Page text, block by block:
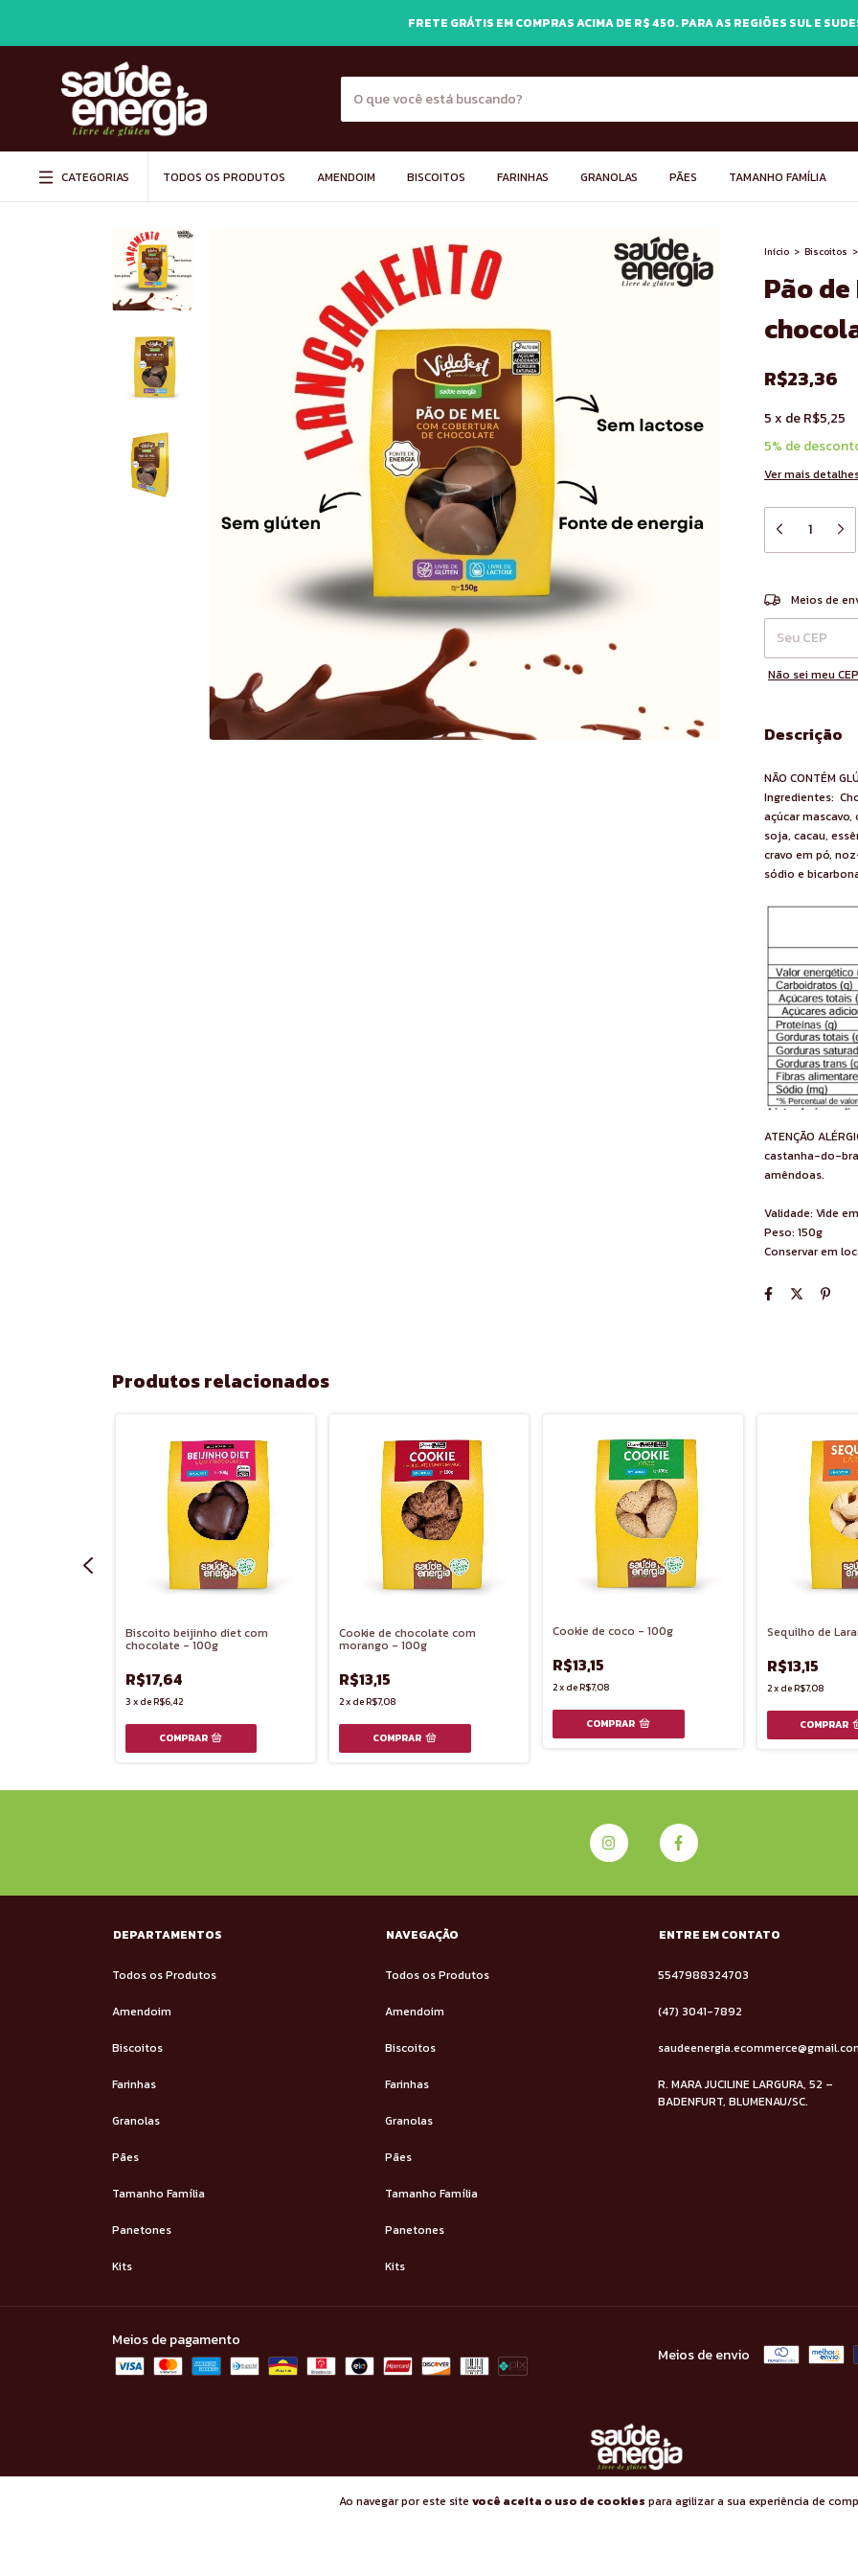
FRETE GRÁTIS EM COMPRAS ACIMA DE R$ 450. PARA AS REGIÕES SUL E
CATEGORIAS TODOS OS PRODUTOS AMENDOIM BISCOITOS FARINHAS GRANOLAS PÃES TAMANHO FAMÍLIA
Ao navegar por este site você aceita o uso de cookies para agilizar a sua experiência de
Início > Biscoitos >
Pão
R$23,36
5x deR$5,25
5% de
Ver mais
Entregas para o
Meios de
Não sei meu CEP
Descrição
NÃO CONTÉM
Ingredientes:
açúcar
soja, cacau,
cravo em pó,
sódio e
ATENÇÃO
castanha-do-
amêndoas.
Validade: Vide
Peso: 150g
Conservar em
Produtos relacionados
Biscoito beijinho diet com
chocolate - 100g
R$17,64
3 xdeR$6,42
Cookie de chocolate com
morango - 100g
R$13,15
2xdeR$7,08
Cookie de coco - 100g
R$13,15
2xdeR$7,08
Sequilho de
R$13,15
2xdeR$7,08
DEPARTAMENTOS
Todos os Produtos
Amendoim
Biscoitos
Farinhas
Granolas
Pães
Tamanho Família
Panetones
Kits
NAVEGAÇÃO
Todos os Produtos
Amendoim
Biscoitos
Farinhas
Granolas
Pães
Tamanho Família
Panetones
Kits
ENTRE EM CONTATO
5547988324703
(47) 3041-7892
R. MARA JUCILINE LARGURA, 52 –
BADENFURT, BLUMENAU/SC.
Meios de pagamento
Meios de envio